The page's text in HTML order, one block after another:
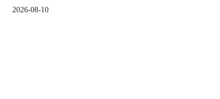
2026-08-10